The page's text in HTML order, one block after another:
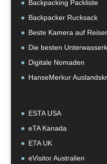
Backpacking Packliste
Backpacker Rucksack
Beste Kamera auf
Die besten
Digitale Nomaden
HanseMerkur
ESTA USA
eTA Kanada
ETA UK
eVisitor Australien